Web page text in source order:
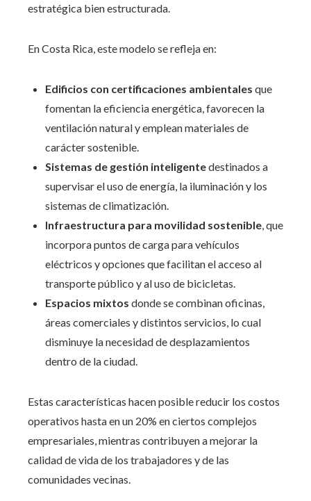
estratégica bien estructurada.
En Costa Rica, este modelo se refleja en:
Edificios con certificaciones ambientales que
fomentan la eficiencia energética, favorecen la
ventilación natural y emplean materiales de
carácter sostenible.
Sistemas de gestión inteligentedestinados a
supervisar el uso de energía, la iluminación y los
sistemas de climatización.
Infraestructura para movilidad sostenible, que
incorpora puntos de carga para vehículos
eléctricos y opciones que facilitan el acceso al
transporte público y al uso de bicicletas.
Espacios mixtos donde se combinan oficinas,
áreas comerciales y distintos servicios, lo cual
disminuye la necesidad de desplazamientos
dentro de la ciudad.
Estas características hacen posible reducir los costos
operativos hasta en un 20% en ciertos complejos
empresariales, mientras contribuyen a mejorar la
calidad de vida de los trabajadores y de las
comunidades vecinas.